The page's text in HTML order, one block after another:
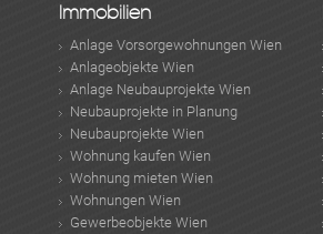
Immobilien
Anlage Vorsorgewohnungen Wien
Anlageobjekte Wien
Anlage Neubauprojekte Wien
Neubauprojekte in Planung
Neubauprojekte Wien
Wohnung kaufen Wien
Wohnung mieten Wien
Wohnungen Wien
Gewerbeobjekte Wien